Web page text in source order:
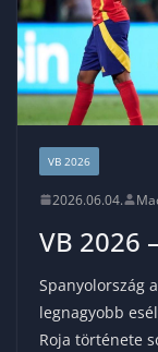
VB 2026
2026.06.04.
VB 2026
Spanyolország
legnagyobb
Roja története